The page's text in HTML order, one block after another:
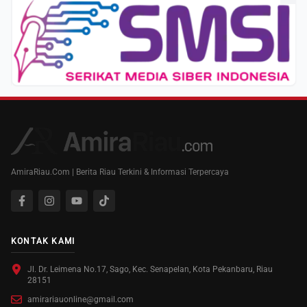
AmiraRiau.Com | Berita Riau Terkini & Informasi Terpercaya
KONTAK KAMI
Jl. Dr. Leimena No.17, Sago, Kec. Senapelan, Kota Pekanbaru, Riau
28151
amirariauonline@gmail.com